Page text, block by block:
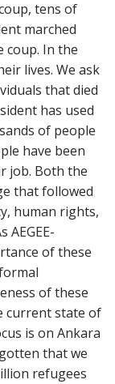
tens of
marched
In the
lives. We ask
that died
has used
of people
have been
job. Both the
that followed
human rights,
of these
of these
current state of
is on Ankara
that we
refugees